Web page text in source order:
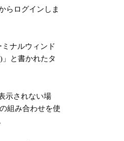
らログインしま
ナルウィンド
」と書かれたタ
示されない場
組み合わせを使